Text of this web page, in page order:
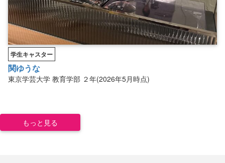
学生キャスター
関ゆうな
東京学芸大学 教育学部 ２年(2026年5月時点)
もっと見る